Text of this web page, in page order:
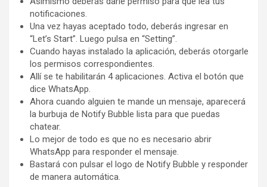
notificaciones.
Una vez hayas aceptado todo, deberás ingresar en
“Let’s Start”. Luego pulsa en “Setting”.
Cuando hayas instalado la aplicación, deberás otorgarle
los permisos correspondientes.
Allí se te habilitarán 4 aplicaciones. Activa el botón que
dice WhatsApp.
Ahora cuando alguien te mande un mensaje, aparecerá
la burbuja de Notify Bubble lista para que puedas
chatear.
Lo mejor de todo es que no es necesario abrir
WhatsApp para responder el mensaje.
Bastará con pulsar el logo de Notify Bubble y responder
de manera automática.